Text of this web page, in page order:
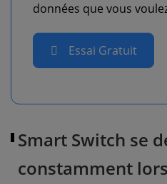
données que vous
Essai Gratuit
Smart Switch se
constamment